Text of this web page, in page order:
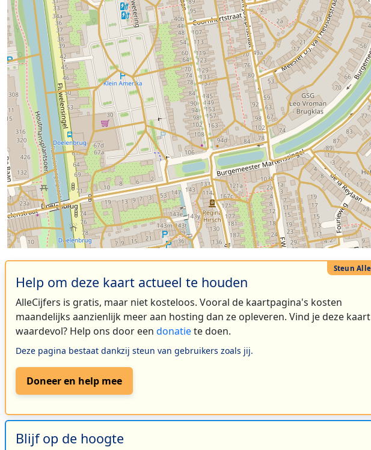
Help om deze kaart actueel te houden
AlleCijfers is gratis, maar niet kosteloos. Vooral de kaartpagina's kosten
maandelijks aanzienlijk meer aan hosting dan ze opleveren. Vind je deze kaart
waardevol? Help ons door een donatiete doen.
Deze pagina bestaat dankzij steun van gebruikers zoals jij.
Doneer en help mee
Blijf op de hoogte